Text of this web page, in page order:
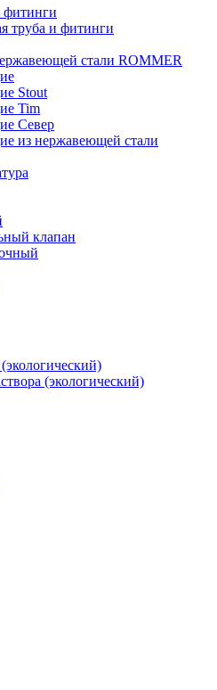
труба и фитинги
стали ROMMER
Stout
Tim
Север
из нержавеющей стали
клапан
(экологический)